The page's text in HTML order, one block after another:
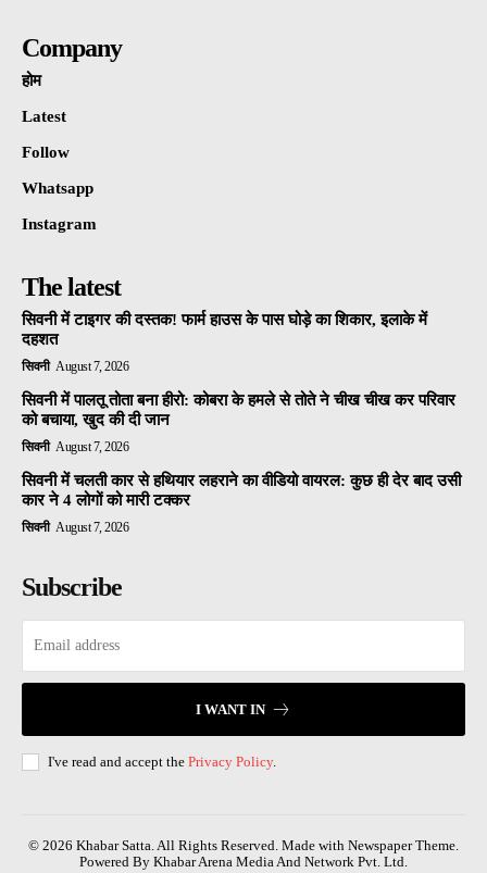
Company
होम
Latest
Follow
Whatsapp
Instagram
The latest
सिवनी में टाइगर की दस्तक! फार्म हाउस के पास घोड़े का शिकार, इलाके में
दहशत
सिवनी August 7, 2026
सिवनी में पालतू तोता बना हीरो: कोबरा के हमले से तोते ने चीख चीख कर परिवार
को बचाया, खुद की दी जान
सिवनी August 7, 2026
सिवनी में चलती कार से हथियार लहराने का वीडियो वायरल: कुछ ही देर बाद उसी
कार ने 4 लोगों को मारी टक्कर
सिवनी August 7, 2026
Subscribe
I WANT IN
I've read and accept the Privacy Policy.
© 2026 Khabar Satta. All Rights Reserved. Made with Newspaper Theme.
Powered By Khabar Arena Media And Network Pvt. Ltd.